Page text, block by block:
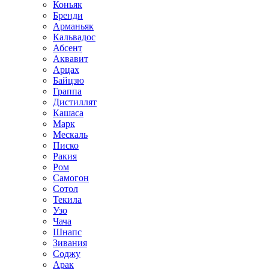
Коньяк
Бренди
Арманьяк
Кальвадос
Абсент
Аквавит
Арцах
Байцзю
Граппа
Дистиллят
Кашаса
Марк
Мескаль
Писко
Ракия
Ром
Самогон
Сотол
Текила
Узо
Чача
Шнапс
Зивания
Соджу
Арак